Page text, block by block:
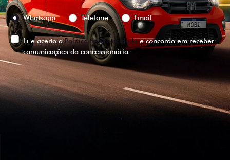
Preferência de contato:
Whatsapp
Telefone Email
Li e aceito aPolítica de Privacidadee concordo em receber
comunicações da concessionária.
ENTRAR EM CONTATO